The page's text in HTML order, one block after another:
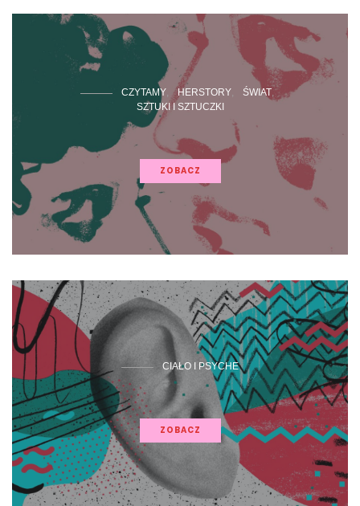
CZYTAMY HERSTORY
ŚWIAT
SZTUKI I SZTUCZKI
ZOBACZ
CIAŁO I PSYCHE
ZOBACZ